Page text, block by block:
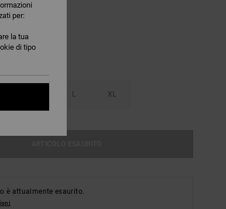
L XL
è attualmente esaurito.
per:
la tua
di tipo